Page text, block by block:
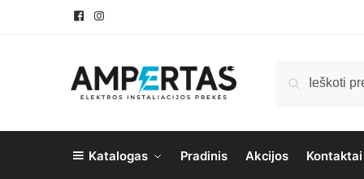
Katalogas Pradinis Akcijos Kontaktai